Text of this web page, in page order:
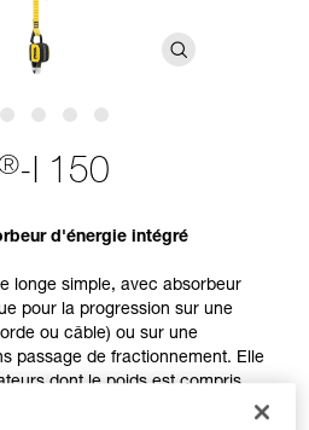
-I 150
d'énergie intégré
longe simple, avec absorbeur
pour la progression sur une
ou câble) ou sur une
passage de fractionnement. Elle
dont le poids est compris